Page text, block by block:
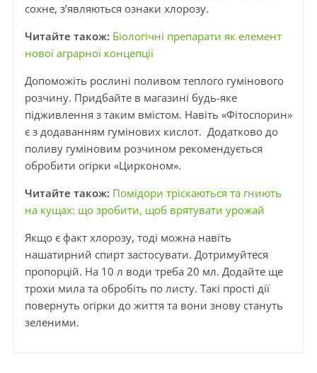
сохне, з’являються ознаки хлорозу.
Читайте також: Біологічні препарати як елемент
нової аграрної концепції
Допоможіть рослині поливом теплого гумінового
розчину. Придбайте в магазині будь-яке
підживлення з таким вмістом. Навіть «Фітоспорин»
є з додаванням гумінових кислот. Додатково до
поливу гуміновим розчином рекомендується
обробити огірки «Цирконом».
Читайте також: Помідори тріскаються та гниють
на кущах: що зробити, щоб врятувати урожай
Якщо є факт хлорозу, тоді можна навіть
нашатирний спирт застосувати. Дотримуйтеся
пропорцій. На 10 л води треба 20 мл. Додайте ще
трохи мила та обробіть по листу. Такі прості дії
повернуть огірки до життя та вони знову стануть
зеленими.